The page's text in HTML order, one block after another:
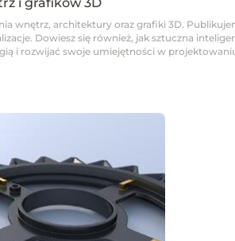
wnętrz, architektury oraz grafiki 3D.
Dowiesz się również, jak sztuczna
i rozwijać swoje umiejętności w